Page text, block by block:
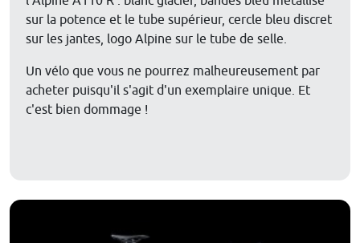
sur la potence et le tube supérieur, cercle bleu discret
sur les jantes, logo Alpine sur le tube de selle.
Un vélo que vous ne pourrez malheureusement par
acheter puisqu'il s'agit d'un exemplaire unique. Et
c'est bien dommage !